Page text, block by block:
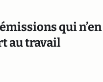
qui
au travail